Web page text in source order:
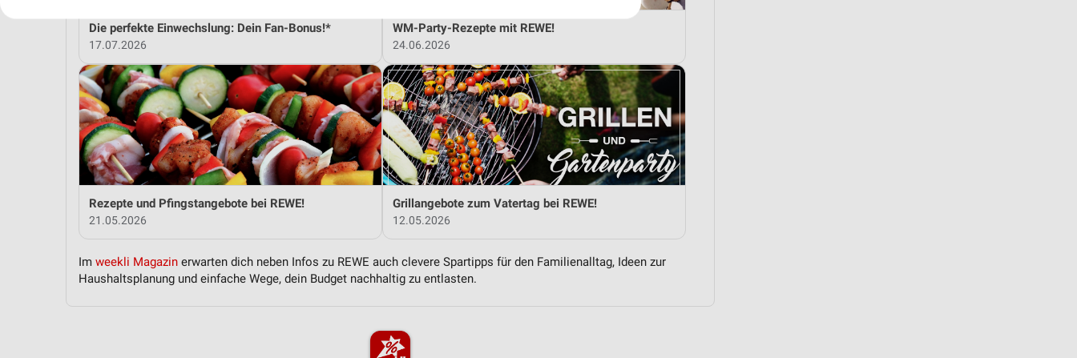
Die perfekte Einwechslung: Dein Fan-Bonus!*
17.07.2026
WM-Party-Rezepte mit REWE!
24.06.2026
Rezepte und Pfingstangebote bei REWE!
21.05.2026
Grillangebote zum Vatertag bei REWE!
12.05.2026
Im weekli Magazin erwarten dich neben Infos zu REWE auch clevere Spartipps für den Familienalltag, Ideen zur
Haushaltsplanung und einfache Wege, dein Budget nachhaltig zu entlasten.
Erstellung von Profilen zur Personalisierung von Inhalten
Verwendung von Profilen zur Auswahl personalisierter Inhalte
Messung der Werbeleistung
Messung der Performance von Inhalten
Analyse von Zielgruppen durch Statistiken oder Kombinationen von Daten aus verschiedenen
Entwicklung und Verbesserung der Angebote
Verwendung reduzierter Daten zur Auswahl von Inhalten
IAB-Besonderheiten:
Geräte anhand von aktiv angeforderten Informationen identifizieren